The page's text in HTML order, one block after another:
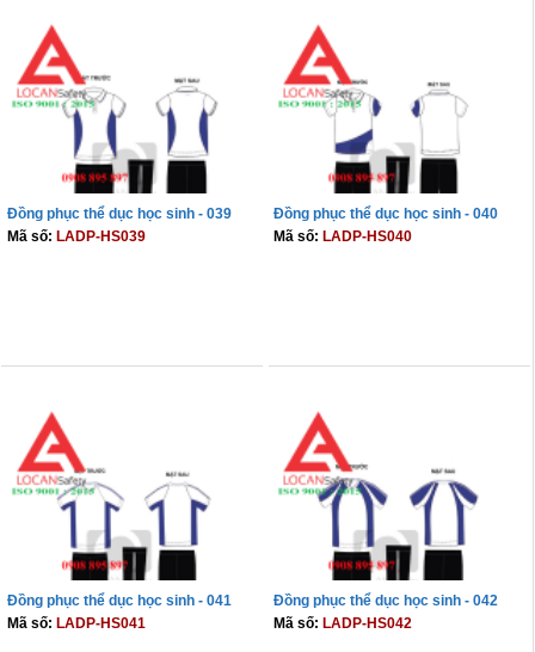
Đồng phục thể dục học sinh - 039
Mã số: LADP-HS039
Đồng phục thể dục học sinh - 040
Mã số: LADP-HS040
Đồng phục thể dục học sinh - 041
Mã số: LADP-HS041
Đồng phục thể dục học sinh - 042
Mã số: LADP-HS042